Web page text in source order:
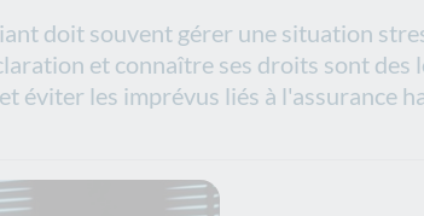
doit souvent gérer une situation
et connaître ses droits sont
éviter les imprévus liés à l'assurance